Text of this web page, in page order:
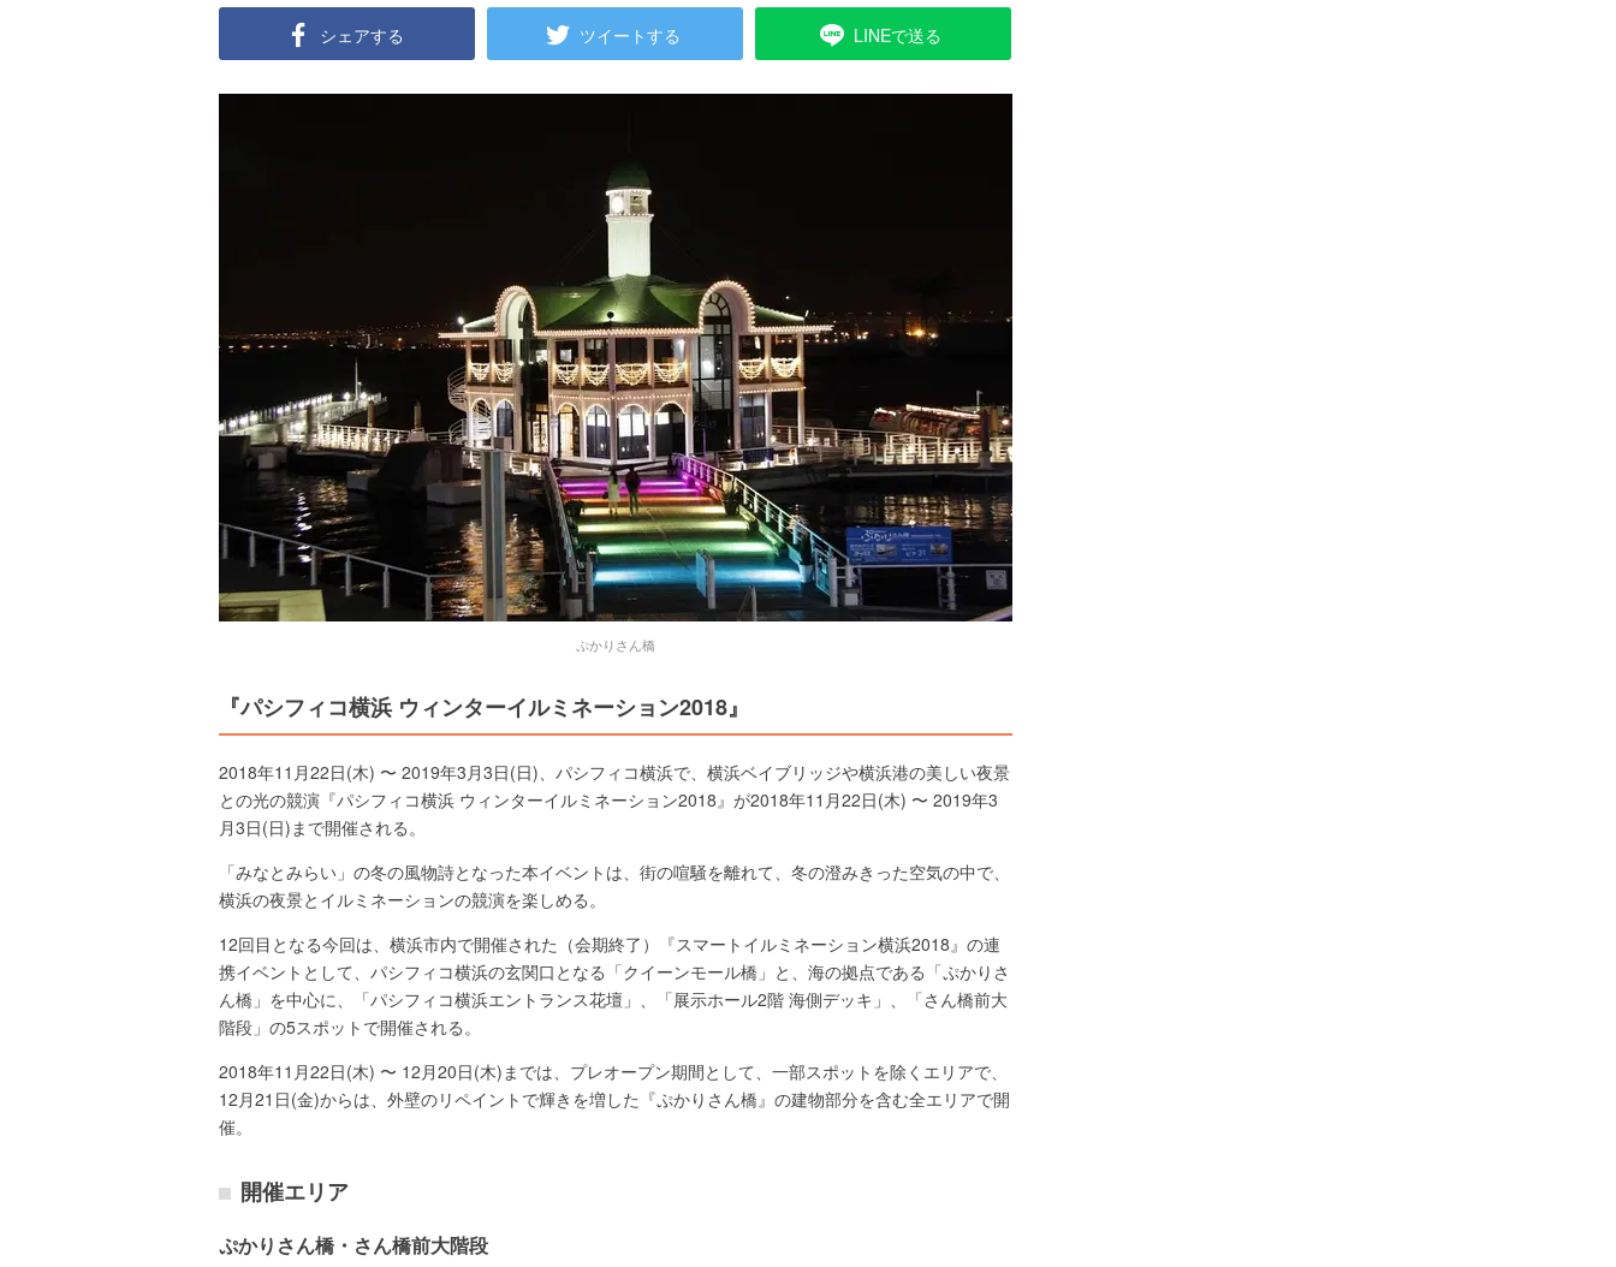
シェアする ツイートする LINEで送る
ぷかりさん橋
『パシフィコ横浜 ウィンターイルミネーション2018』
2018年11月22日(木) 〜 2019年3月3日(日)、パシフィコ横浜で、横浜ベイブリッジや横浜港の美しい夜景
との光の競演『パシフィコ横浜 ウィンターイルミネーション2018』が2018年11月22日(木) 〜 2019年3
月3日(日)まで開催される。
「みなとみらい」の冬の風物詩となった本イベントは、街の喧騒を離れて、冬の澄みきった空気の中で、
横浜の夜景とイルミネーションの競演を楽しめる。
12回目となる今回は、横浜市内で開催された（会期終了）『スマートイルミネーション横浜2018』の連
携イベントとして、パシフィコ横浜の玄関口となる「クイーンモール橋」と、海の拠点である「ぷかりさ
ん橋」を中心に、「パシフィコ横浜エントランス花壇」、「展示ホール2階 海側デッキ」、「さん橋前大
階段」の5スポットで開催される。
2018年11月22日(木) 〜 12月20日(木)までは、プレオープン期間として、一部スポットを除くエリアで、
12月21日(金)からは、外壁のリペイントで輝きを増した『ぷかりさん橋』の建物部分を含む全エリアで開
催。
開催エリア
ぷかりさん橋・さん橋前大階段